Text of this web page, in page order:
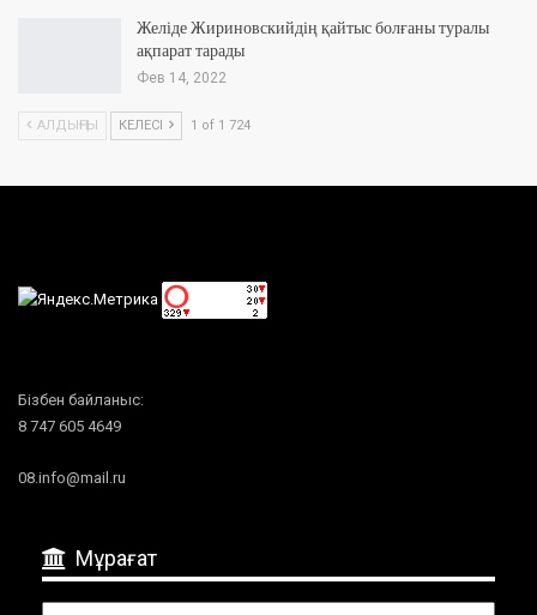
Желіде Жириновскийдің қайтыс болғаны туралы
ақпарат тарады
Фев 14, 2022
АЛДЫҢҒЫ КЕЛЕСІ 1 of 1 724
Бізбен байланыс:
8 747 605 4649
08.info@mail.ru
Мұрағат